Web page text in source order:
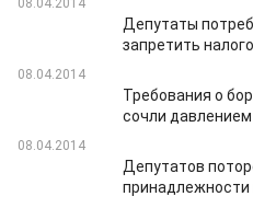
08.04.2014
Депутаты
запретить
08.04.2014
Требования о
сочли
08.04.2014
Депутатов
принадлежности